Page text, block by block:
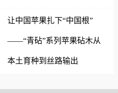
让中国苹果扎下“中国根”
——“青砧”系列苹果砧木从
本土育种到丝路输出